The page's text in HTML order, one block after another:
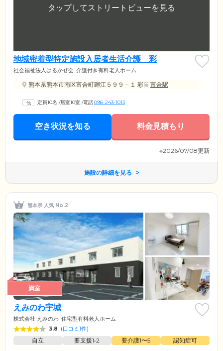
地域密着型特定施設入居者生活介護 彩
社会福祉法人はるかぜ会 介護付き有料老人ホーム
熊本県熊本市南区富合町廻江５９９－１ 彩 富合駅
定員10名 /居室10室 /電話096-243-1013
空き状況を知る 料金見積もり
※2026/07/08更新
施設の詳細を見る
熊本県 人気 No.2
満室
えみのわ宇城
株式会社 えみのわ 住宅型有料老人ホーム
3.8 (口コミ1件)
自立 要支援1•2 要介護1〜5
認知症可